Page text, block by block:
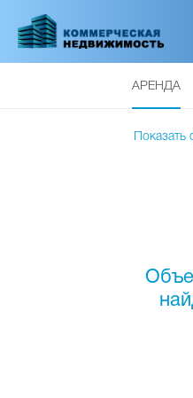
основному
АРЕНДА